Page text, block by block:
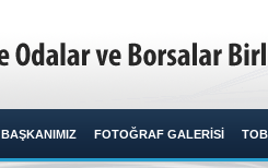
BAŞKANIMIZ FOTOĞRAF GALERİSİ